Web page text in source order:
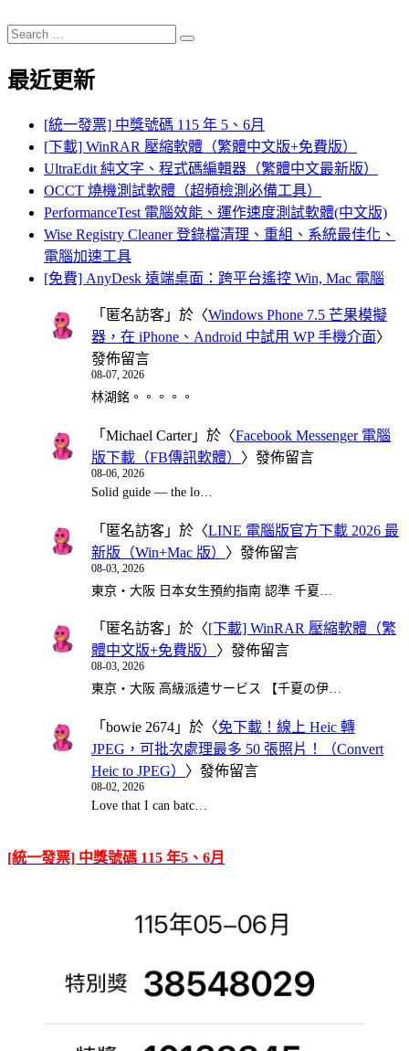
Search
for:
Search
最近更新
[統一發票] 中獎號碼 115 年 5、6月
[下載] WinRAR 壓縮軟體（繁體中文版+免費版）
UltraEdit 純文字、程式碼編輯器（繁體中文最新版）
OCCT 燒機測試軟體（超頻檢測必備工具）
PerformanceTest 電腦效能、運作速度測試軟體(中文版)
Wise Registry Cleaner 登錄檔清理、重組、系統最佳化、
電腦加速工具
[免費] AnyDesk 遠端桌面：跨平台遙控 Win, Mac 電腦
「 匿名訪客 」於〈Windows Phone 7.5 芒果模擬
器，在 iPhone、Android 中試用 WP 手機介面〉
發佈留言
08-07, 2026
林湖銘。。。。。
「 Michael Carter」於〈Facebook Messenger 電腦
版下載（FB傳訊軟體） 〉發佈留言
08-06, 2026
Solid guide — the lo…
「 匿名訪客 」於〈LINE 電腦版官方下載 2026 最
新版（Win+Mac 版） 〉發佈留言
08-03, 2026
東京・大阪 日本女生預約指南 認準 千夏…
「 匿名訪客 」於〈[下載] WinRAR 壓縮軟體（繁
體中文版+免費版） 〉發佈留言
08-03, 2026
東京・大阪 高級派遣サービス 【千夏の伊…
「 bowie 2674 」於〈免下載！線上 Heic 轉
JPEG，可批次處理最多 50 張照片！（Convert
Heic to JPEG） 〉發佈留言
08-02, 2026
Love that I can batc…
[統一發票] 中獎號碼 115 年5、6月